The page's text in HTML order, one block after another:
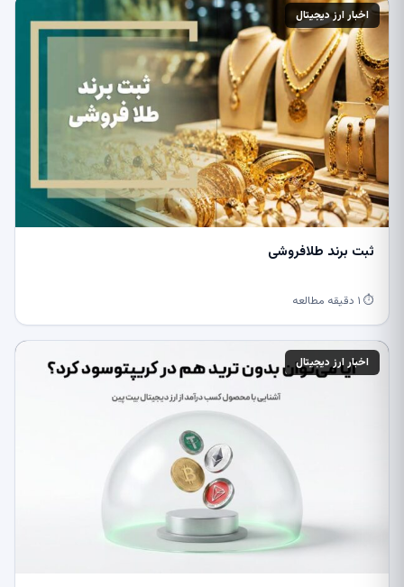
اخبار ارز دیجیتال
ثبت برند طلافروشی
⏱ ۱ دقیقه مطالعه
اخبار ارز دیجیتال